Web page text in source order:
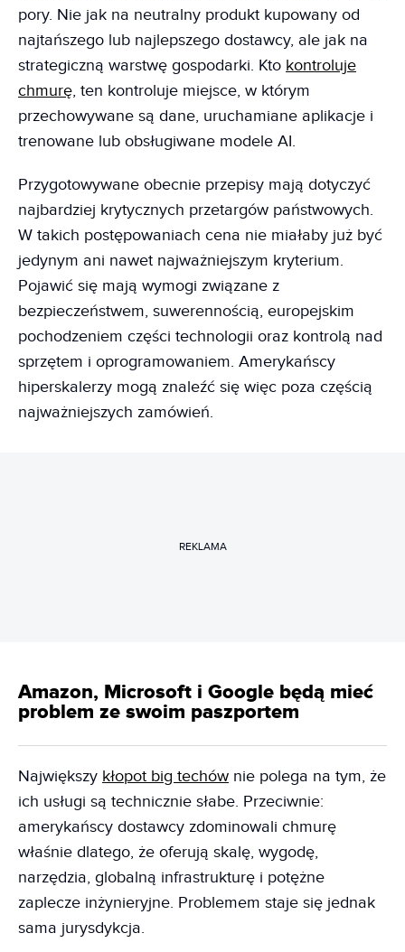
pory. Nie jak na neutralny produkt kupowany od
najtańszego lub najlepszego dostawcy, ale jak na
strategiczną warstwę gospodarki. Kto kontroluje
chmurę, ten kontroluje miejsce, w którym
przechowywane są dane, uruchamiane aplikacje i
trenowane lub obsługiwane modele AI.
Przygotowywane obecnie przepisy mają dotyczyć
najbardziej krytycznych przetargów państwowych.
W takich postępowaniach cena nie miałaby już być
jedynym ani nawet najważniejszym kryterium.
Pojawić się mają wymogi związane z
bezpieczeństwem, suwerennością, europejskim
pochodzeniem części technologii oraz kontrolą nad
sprzętem i oprogramowaniem. Amerykańscy
hiperskalerzy mogą znaleźć się więc poza częścią
najważniejszych zamówień.
REKLAMA
Amazon, Microsoft i Google będą mieć
problem ze swoim paszportem
Największy kłopot big techów nie polega na tym, że
ich usługi są technicznie słabe. Przeciwnie:
amerykańscy dostawcy zdominowali chmurę
właśnie dlatego, że oferują skalę, wygodę,
narzędzia, globalną infrastrukturę i potężne
zaplecze inżynieryjne. Problemem staje się jednak
sama jurysdykcja.